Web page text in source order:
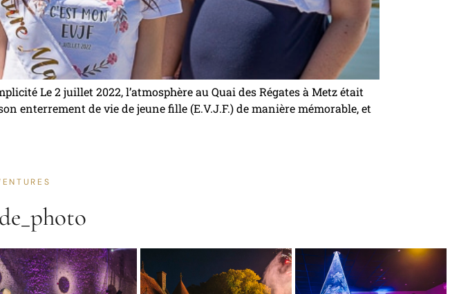
Le 2 juillet 2022, l’atmosphère au Quai des Régates à Metz était
enterrement de vie de jeune fille (E.V.J.F.) de manière mémorable, et